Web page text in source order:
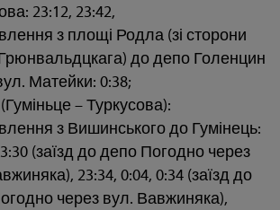
23:12, 23:42,
з площі Родла (зі сторони
до депо Голенцин
Матейки: 0:38;
– Туркусова):
з Вишинського до Гумінець:
(заїзд до депо Погодно через
23:34, 0:04, 0:34 (заїзд до
через вул. Вавжиняка),